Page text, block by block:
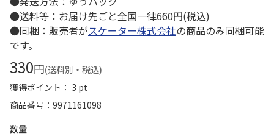
●送料等：お届け先ごと全国一律660円(税込)
●同梱：販売者がスケーター株式会社の商品のみ同梱可能
です。
330円(送料別・税込)
獲得ポイント： 3 pt
商品番号
9971161098
数量